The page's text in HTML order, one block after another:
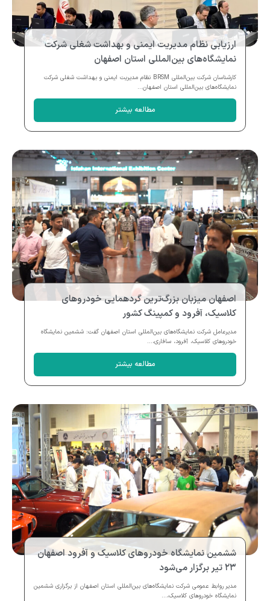
ارزیابی نظام مدیریت ایمنی و بهداشت شغلی شرکت
نمایشگاه‌های بین‌المللی استان اصفهان
کارشناسان شرکت بین‌المللی BRSM نظام مدیریت ایمنی و بهداشت شغلی شرکت
نمایشگاه‌های بین‌المللی استان اصفهان...
مطالعه بیشتر
اصفهان میزبان بزرگ‌ترین گردهمایی خودروهای
کلاسیک، آفرود و کمپینگ کشور
مدیرعامل شرکت نمایشگاه‌های بین‌المللی استان اصفهان گفت: ششمین نمایشگاه
خودروهای کلاسیک، آفرود، سافاری،...
مطالعه بیشتر
ششمین نمایشگاه خودروهای کلاسیک و آفرود اصفهان
۲۳ تیر برگزار می‌شود
مدیر روابط عمومی شرکت نمایشگاه‌های بین‌المللی استان اصفهان از برگزاری ششمین
نمایشگاه خودروهای کلاسیک،...